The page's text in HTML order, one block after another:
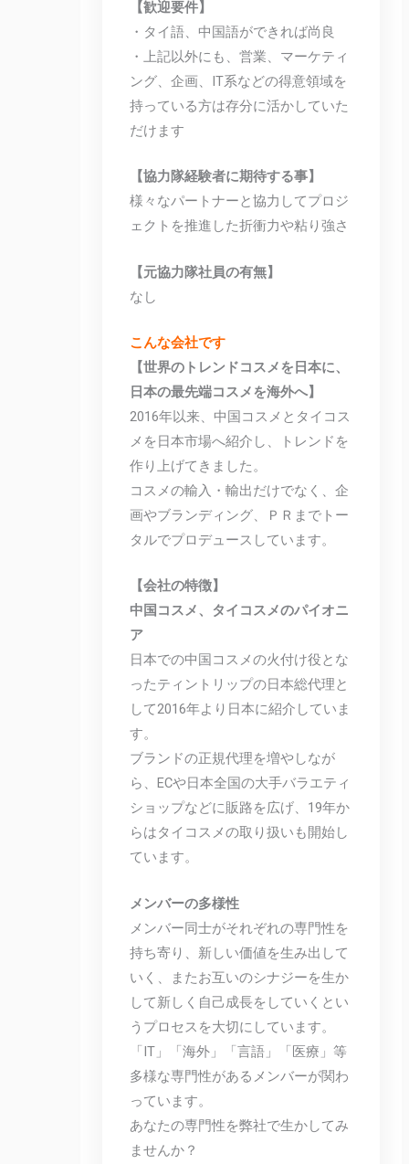
【歓迎要件】
・タイ語、中国語ができれば尚良
・上記以外にも、営業、マーケティ
ング、企画、IT系などの得意領域を
持っている方は存分に活かしていた
だけます
【協力隊経験者に期待する事】
様々なパートナーと協力してプロジ
ェクトを推進した折衝力や粘り強さ
【元協力隊社員の有無】
なし
こんな会社です
【世界のトレンドコスメを日本に、
日本の最先端コスメを海外へ】
2016年以来、中国コスメとタイコス
メを日本市場へ紹介し、トレンドを
作り上げてきました。
コスメの輸入・輸出だけでなく、企
画やブランディング、ＰＲまでトー
タルでプロデュースしています。
【会社の特徴】
中国コスメ、タイコスメのパイオニ
ア
日本での中国コスメの火付け役とな
ったティントリップの日本総代理と
して2016年より日本に紹介していま
す。
ブランドの正規代理を増やしなが
ら、ECや日本全国の大手バラエティ
ショップなどに販路を広げ、19年か
らはタイコスメの取り扱いも開始し
ています。
メンバーの多様性
メンバー同士がそれぞれの専門性を
持ち寄り、新しい価値を生み出して
いく、またお互いのシナジーを生か
して新しく自己成長をしていくとい
うプロセスを大切にしています。
「IT」「海外」「言語」「医療」等
多様な専門性があるメンバーが関わ
っています。
あなたの専門性を弊社で生かしてみ
ませんか？